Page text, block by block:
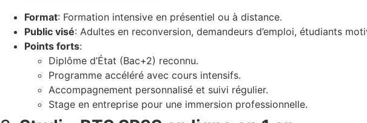
Format: Formation intensive en présentiel ou à distance.
Public visé: Adultes en reconversion, demandeurs d’emploi, étudiants
Points forts:
Diplôme d’État (Bac+2) reconnu.
Programme accéléré avec cours intensifs.
Accompagnement personnalisé et suivi régulier.
Stage en entreprise pour une immersion professionnelle.